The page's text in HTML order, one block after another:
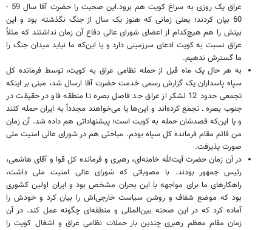
عراق یک روزی به سراغ کویت هم برود.این صحبت را حضرت آقا سال 59 -
60 بیان کردند؛ یعنی زمانی که هنوز یک سال از جنگ نگذشته بود و این
بینش را هم هیچ‌کدام از اعضای شورای عالی دفاع آن زمان نداشتند که مثلاً
عراق نسبت به کویت ادعای سرزمینی دارد و یا این‌که ما نباید میدان جنگ را
ما گسترش ندهیم.
به هر حال یک ماه قبل از حمله نظامی عراق به کویت، توسط فرمانده کل
سپاه پاسداران یک گزارش رسمی خدمت حضرت آقا ارسال شد، مبنی بر اینکه
تجمعی حدود 12 لشکر از عراق حد فاصل بصره تا منطقه فاو در حقیقت در
جنوب بصره ـ تجمع کرده‌اند و این‌ها یا می‌خواهند مجدداً به ایران حمله کنند
و یا این‌که قصدشان حمله به کویت است؛ پیشنهاداتی هم داده شد. آن زمان
من قائم مقام فرمانده کل سپاه بودم. مباحثی هم در شورای عالی امنیت ملی
صورت پذیرفت.
در آن زمان حضرت آیت‌الله خامنه‌ای، رهبری و فرمانده کل قوا و آقای هاشمی،
رئیس جمهور بودند. با مصوباتی که شورای عالی امنیت ملی داشت،
راهکارهای ما برای مواجهه با این بحران مشخص بود و ایران اولین کشوری
بود که موضع شفاف و روشن سیاست خارجی‌اش را بیان کرد و خودش را
آماده کرد که در این صحنه بین‌المللی و منطقه‌ای چگونه عمل کند. در آن
زمان مقام معظم رهبری چندین بار حملات نظامی عراق و اشغال کویت را